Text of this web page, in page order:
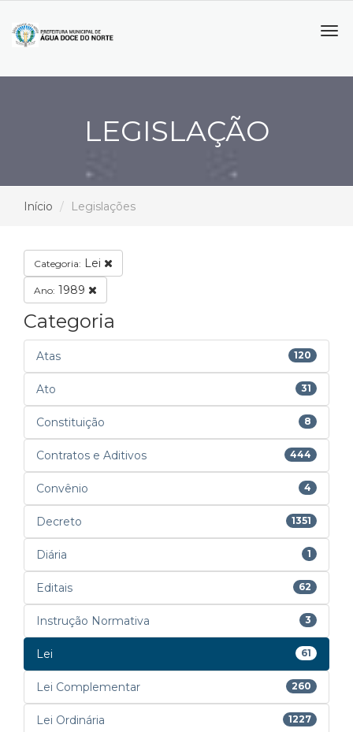
LEGISLAÇÃO
Início Legislações
Categoria: Lei
Ano: 1989
Categoria
Atas 120
Ato 31
Constituição 8
Contratos e Aditivos 444
Convênio 4
Decreto 1351
Diária 1
Editais 62
Instrução Normativa 3
Lei 61
Lei Complementar 260
Lei Ordinária 1227